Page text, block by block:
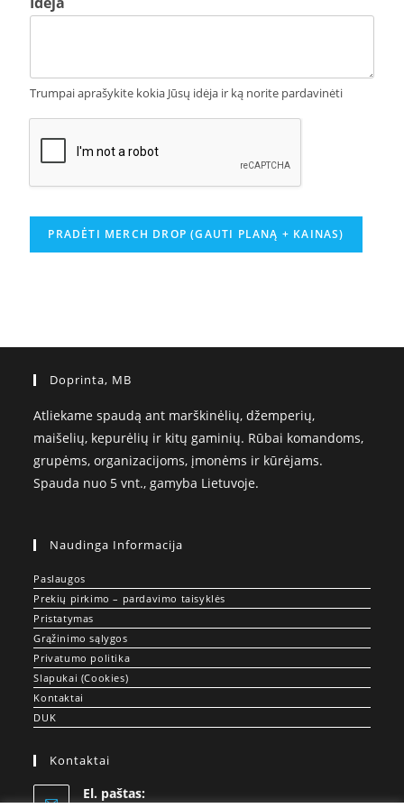
k
s
:
V
a
Trumpai aprašykite kokia Jūsų idėja ir ką norite pardavinėti
PRADĖTI MERCH DROP (GAUTI PLANĄ + KAINAS)
Doprinta, MB
Atliekame spaudą ant marškinėlių, džemperių,
maišelių, kepurėlių ir kitų gaminių. Rūbai komandoms,
grupėms, organizacijoms, įmonėms ir kūrėjams.
Spauda nuo 5 vnt., gamyba Lietuvoje.
Naudinga Informacija
Paslaugos
Prekių pirkimo – pardavimo taisyklės
Pristatymas
Grąžinimo sąlygos
Privatumo politika
Slapukai (Cookies)
Kontaktai
DUK
Kontaktai
El. paštas: